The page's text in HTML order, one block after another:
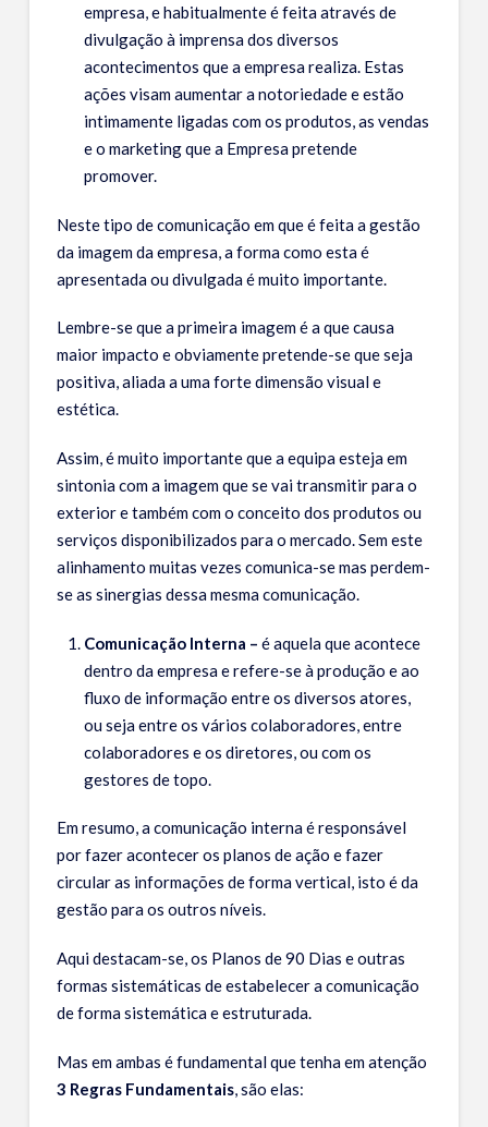
BLOG
TESTEMUNHOS
empresa, e habitualmente é feita através de
divulgação à imprensa dos diversos
acontecimentos que a empresa realiza. Estas
ações visam aumentar a notoriedade e estão
intimamente ligadas com os produtos, as vendas
e o marketing que a Empresa pretende
promover.
Neste tipo de comunicação em que é feita a gestão
da imagem da empresa, a forma como esta é
apresentada ou divulgada é muito importante.
Lembre-se que a primeira imagem é a que causa
maior impacto e obviamente pretende-se que seja
positiva, aliada a uma forte dimensão visual e
estética.
Assim, é muito importante que a equipa esteja em
sintonia com a imagem que se vai transmitir para o
exterior e também com o conceito dos produtos ou
serviços disponibilizados para o mercado. Sem este
alinhamento muitas vezes comunica-se mas perdem-
se as sinergias dessa mesma comunicação.
Comunicação Interna – é aquela que acontece
dentro da empresa e refere-se à produção e ao
fluxo de informação entre os diversos atores,
ou seja entre os vários colaboradores, entre
colaboradores e os diretores, ou com os
gestores de topo.
Em resumo, a comunicação interna é responsável
por fazer acontecer os planos de ação e fazer
circular as informações de forma vertical, isto é da
gestão para os outros níveis.
Aqui destacam-se, os Planos de 90 Dias e outras
formas sistemáticas de estabelecer a comunicação
de forma sistemática e estruturada.
Mas em ambas é fundamental que tenha em atenção
3 Regras Fundamentais, são elas: